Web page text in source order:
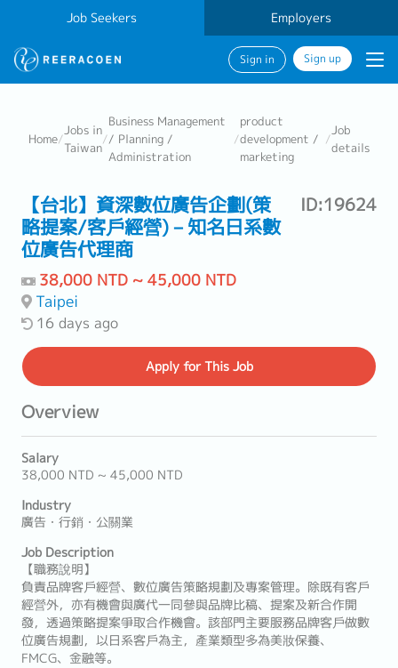
Job Seekers Employers
Sign in Sign up
Home/
Jobs in
Taiwan
/
Business Management
/ Planning /
Administration
/
product
development /
marketing
/
Job
details
【台北】資深數位廣告企劃(策
略提案/客戶經營)－知名日系數
位廣告代理商
ID:19624
38,000 NTD ~ 45,000 NTD
Taipei
16 days ago
Applyfor This Job
Overview
Salary
38,000 NTD ~ 45,000 NTD
Industry
廣告・行銷・公關業
Job Description
【職務說明】
負責品牌客戶經營、數位廣告策略規劃及專案管理。除既有客戶
經營外，亦有機會與廣代一同參與品牌比稿、提案及新合作開
發，透過策略提案爭取合作機會。該部門主要服務品牌客戶做數
位廣告規劃，以日系客戶為主，產業類型多為美妝保養、
FMCG、金融等。